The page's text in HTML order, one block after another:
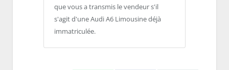
que vous a transmis le vendeur s'il
s'agit d'une Audi A6 Limousine déjà
immatriculée.